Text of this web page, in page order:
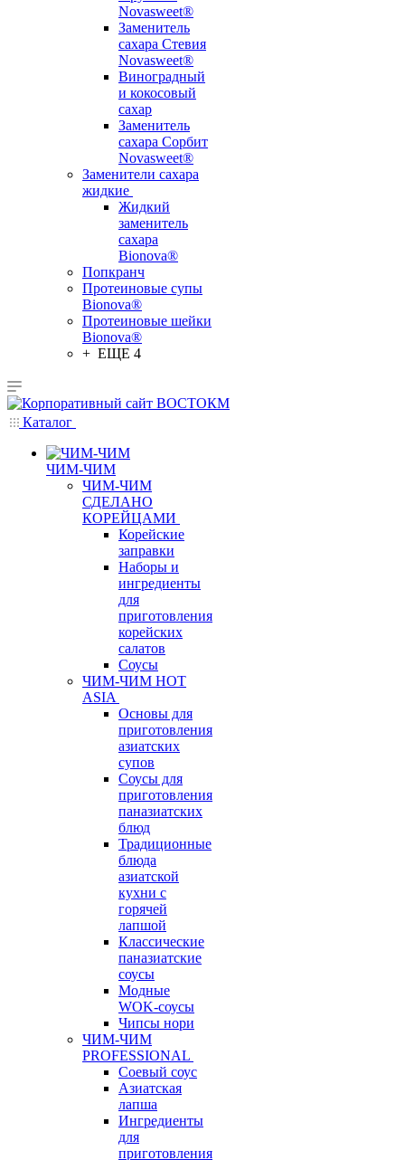
Novasweet®
Заменитель
сахара Стевия
Novasweet®
Виноградный
и кокосовый
сахар
Заменитель
сахара Сорбит
Novasweet®
Заменители сахара
жидкие
Жидкий
заменитель
сахара
Bionova®
Попкранч
Протеиновые супы
Bionova®
Протеиновые шейки
Bionova®
+ ЕЩЕ 4
Каталог
ЧИМ-ЧИМ
ЧИМ-ЧИМ
СДЕЛАНО
КОРЕЙЦАМИ
Корейские
заправки
Наборы и
ингредиенты
для
приготовления
корейских
салатов
Соусы
ЧИМ-ЧИМ HOT
ASIA
Основы для
приготовления
азиатских
супов
Соусы для
приготовления
паназиатских
блюд
Традиционные
блюда
азиатской
кухни с
горячей
лапшой
Классические
паназиатские
соусы
Модные
WOK-соусы
Чипсы нори
ЧИМ-ЧИМ
PROFESSIONAL
Соевый соус
Азиатская
лапша
Ингредиенты
для
приготовления